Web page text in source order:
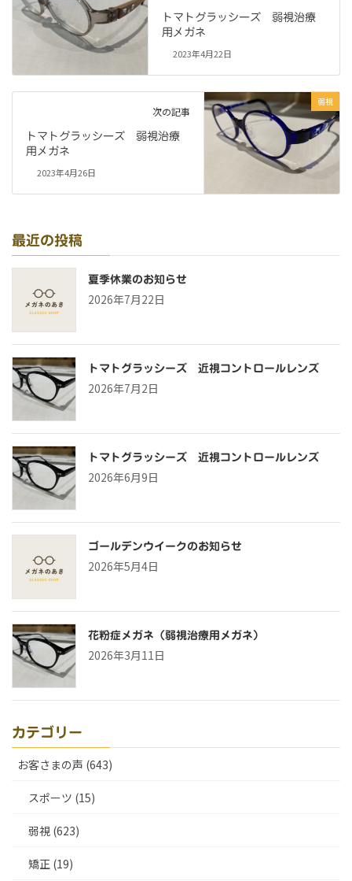
トマトグラッシーズ 弱視治療
用メガネ
2023年4月22日
弱視
次の記事
トマトグラッシーズ 弱視治療
用メガネ
2023年4月26日
最近の投稿
夏季休業のお知らせ
2026年7月22日
トマトグラッシーズ 近視コントロールレンズ
2026年7月2日
トマトグラッシーズ 近視コントロールレンズ
2026年6月9日
ゴールデンウイークのお知らせ
2026年5月4日
花粉症メガネ（弱視治療用メガネ）
2026年3月11日
カテゴリー
お客さまの声 (643)
スポーツ (15)
弱視 (623)
矯正 (19)